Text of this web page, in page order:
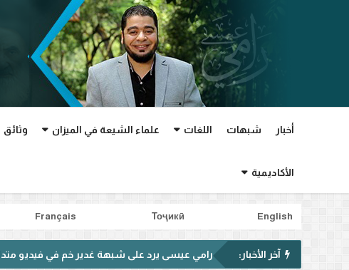
أخبار شبهات اللغات علماء الشيعة في الميزان وثائق
الأكاديمية
English
Тоҷикӣ
Français
آخر الأخبار:رامي عيسى يرد على شبهة غدير خم في فيديو متداول..